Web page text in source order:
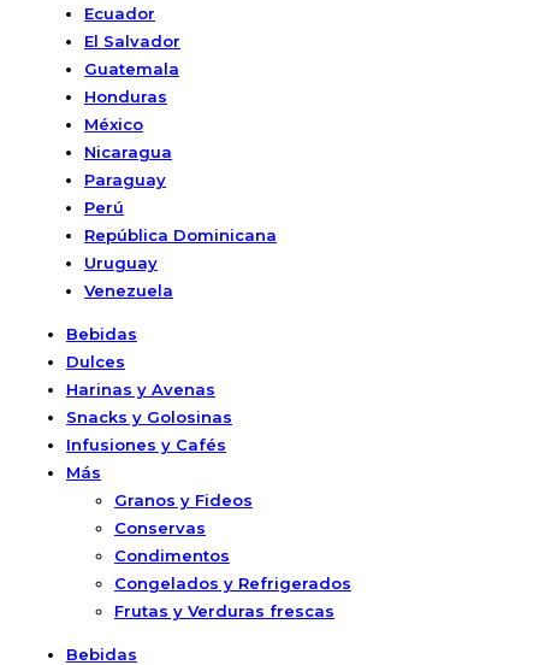
Ecuador
El Salvador
Guatemala
Honduras
México
Nicaragua
Paraguay
Perú
República Dominicana
Uruguay
Venezuela
Bebidas
Dulces
Harinas y Avenas
Snacks y Golosinas
Infusiones y Cafés
Más
Granos y Fideos
Conservas
Condimentos
Congelados y Refrigerados
Frutas y Verduras frescas
Bebidas